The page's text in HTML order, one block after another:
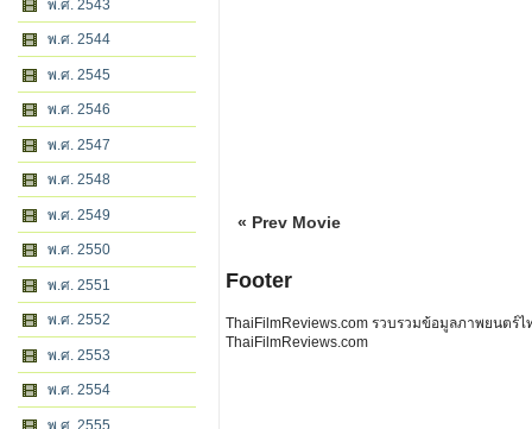
พ.ศ. 2543
พ.ศ. 2544
พ.ศ. 2545
พ.ศ. 2546
พ.ศ. 2547
พ.ศ. 2548
พ.ศ. 2549
พ.ศ. 2550
พ.ศ. 2551
พ.ศ. 2552
พ.ศ. 2553
พ.ศ. 2554
พ.ศ. 2555
« Prev Movie
Footer
ThaiFilmReviews.com รวบรวมข้อมูลภาพยนตร์
ThaiFilmReviews.com